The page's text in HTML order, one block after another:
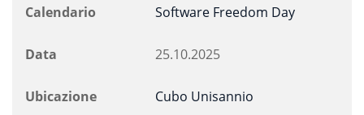
Calendario Software Freedom Day
Data 25.10.2025
Ubicazione Cubo Unisannio